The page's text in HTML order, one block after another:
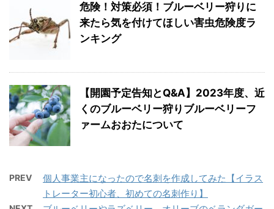
危険！対策必須！ブルーベリー狩りに
来たら気を付けてほしい害虫危険度ラ
ンキング
【開園予定告知とQ&A】2023年度、近
くのブルーベリー狩りブルーベリーフ
ァームおおたについて
PREV
個人事業主になったので名刺を作成してみた【イラス
トレーター初心者、初めての名刺作り】